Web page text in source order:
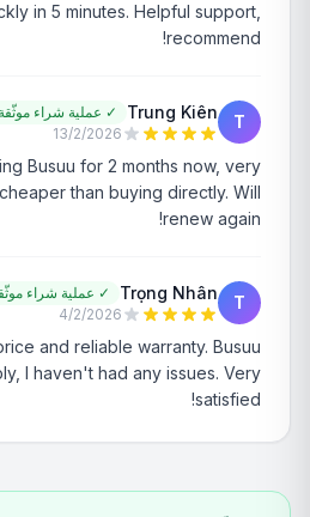
in 5 minutes. Helpful support,
recommend!
T
Trung Kiên
✓ عملية شراء موثّقة
13/2/2026
Busuu for 2 months now, very
than buying directly. Will
renew again!
T
Trọng Nhân
✓ عملية شراء
4/2/2026
and reliable warranty. Busuu
I haven't had any issues. Very
satisfied!